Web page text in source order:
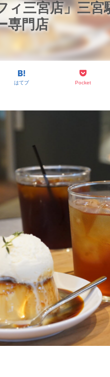
ィ三宮店」三宮
専門店
はてブ Pocket